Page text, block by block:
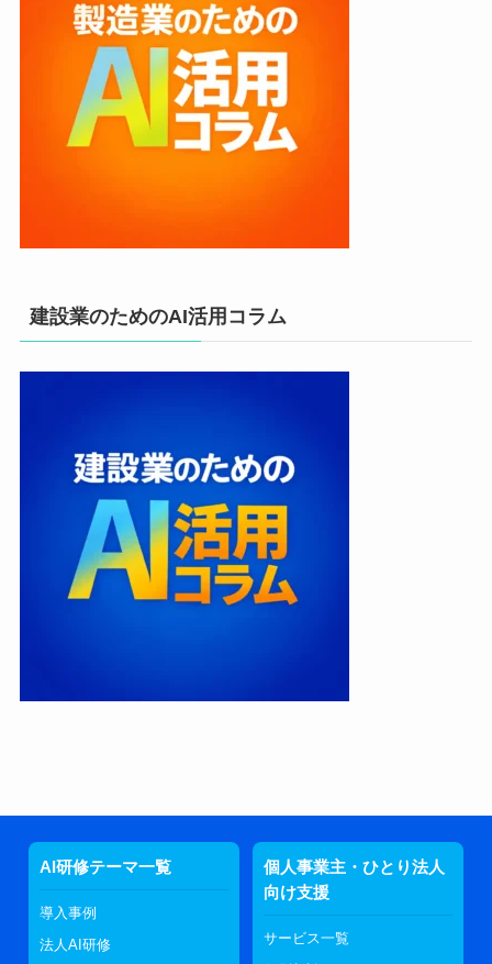
建設業のためのAI活用コラム
AI研修テーマ一覧
導入事例
法人AI研修
個人事業主・ひとり法人
向け支援
サービス一覧